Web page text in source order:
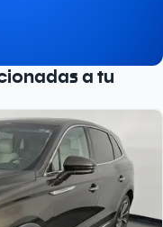
a tu